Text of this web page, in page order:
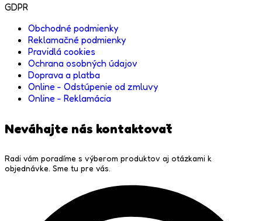
GDPR
Obchodné podmienky
Reklamačné podmienky
Pravidlá cookies
Ochrana osobných údajov
Doprava a platba
Online - Odstúpenie od zmluvy
Online - Reklamácia
Neváhajte nás kontaktovať
Radi vám poradíme s výberom produktov aj otázkami k
objednávke. Sme tu pre vás.